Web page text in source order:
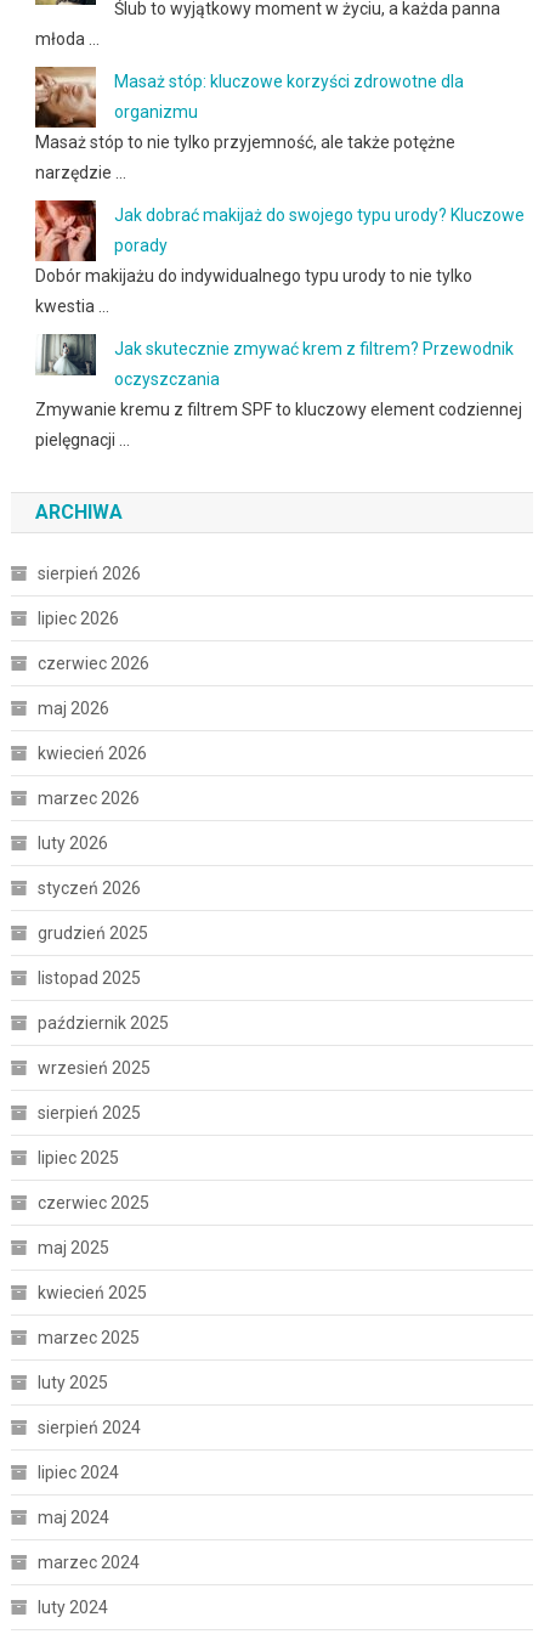
Ślub to wyjątkowy moment w życiu, a każda panna
młoda …
Masaż stóp: kluczowe korzyści zdrowotne dla
organizmu
Masaż stóp to nie tylko przyjemność, ale także potężne
narzędzie …
Jak dobrać makijaż do swojego typu urody? Kluczowe
porady
Dobór makijażu do indywidualnego typu urody to nie tylko
kwestia …
Jak skutecznie zmywać krem z filtrem? Przewodnik
oczyszczania
Zmywanie kremu z filtrem SPF to kluczowy element codziennej
pielęgnacji …
ARCHIWA
sierpień 2026
lipiec 2026
czerwiec 2026
maj 2026
kwiecień 2026
marzec 2026
luty 2026
styczeń 2026
grudzień 2025
listopad 2025
październik 2025
wrzesień 2025
sierpień 2025
lipiec 2025
czerwiec 2025
maj 2025
kwiecień 2025
marzec 2025
luty 2025
sierpień 2024
lipiec 2024
maj 2024
marzec 2024
luty 2024